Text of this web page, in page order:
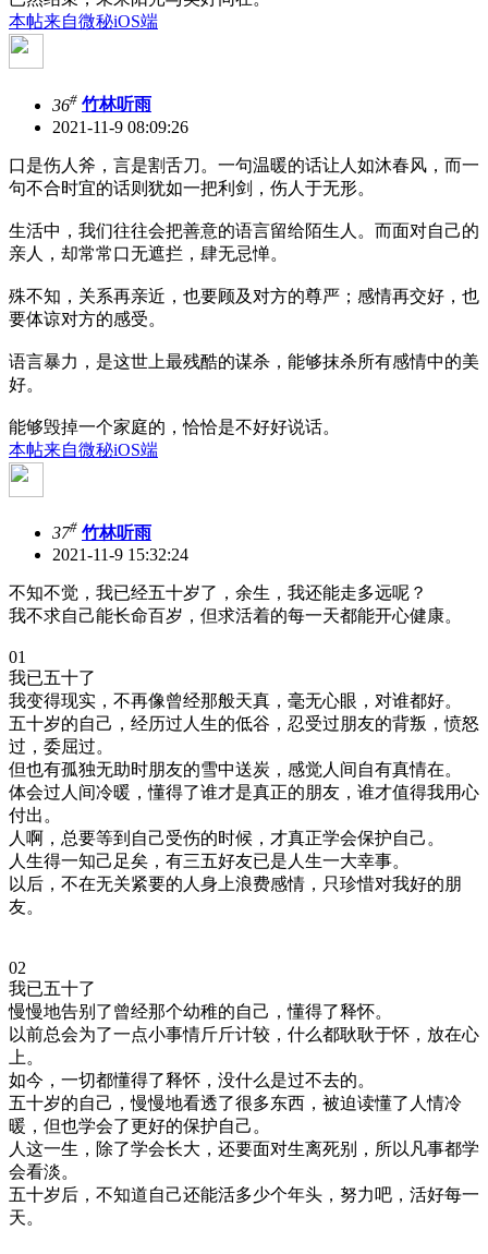
本帖来自微秘iOS端
36# 竹林听雨
2021-11-9 08:09:26
口是伤人斧，言是割舌刀。一句温暖的话让人如沐春风，而一
句不合时宜的话则犹如一把利剑，伤人于无形。
生活中，我们往往会把善意的语言留给陌生人。而面对自己的
亲人，却常常口无遮拦，肆无忌惮。
殊不知，关系再亲近，也要顾及对方的尊严；感情再交好，也
要体谅对方的感受。
语言暴力，是这世上最残酷的谋杀，能够抹杀所有感情中的美
好。
能够毁掉一个家庭的，恰恰是不好好说话。
本帖来自微秘iOS端
37# 竹林听雨
2021-11-9 15:32:24
不知不觉，我已经五十岁了，余生，我还能走多远呢？
我不求自己能长命百岁，但求活着的每一天都能开心健康。
01
我已五十了
我变得现实，不再像曾经那般天真，毫无心眼，对谁都好。
五十岁的自己，经历过人生的低谷，忍受过朋友的背叛，愤怒
过，委屈过。
但也有孤独无助时朋友的雪中送炭，感觉人间自有真情在。
体会过人间冷暖，懂得了谁才是真正的朋友，谁才值得我用心
付出。
人啊，总要等到自己受伤的时候，才真正学会保护自己。
人生得一知己足矣，有三五好友已是人生一大幸事。
以后，不在无关紧要的人身上浪费感情，只珍惜对我好的朋
友。
02
我已五十了
慢慢地告别了曾经那个幼稚的自己，懂得了释怀。
以前总会为了一点小事情斤斤计较，什么都耿耿于怀，放在心
上。
如今，一切都懂得了释怀，没什么是过不去的。
五十岁的自己，慢慢地看透了很多东西，被迫读懂了人情冷
暖，但也学会了更好的保护自己。
人这一生，除了学会长大，还要面对生离死别，所以凡事都学
会看淡。
五十岁后，不知道自己还能活多少个年头，努力吧，活好每一
天。